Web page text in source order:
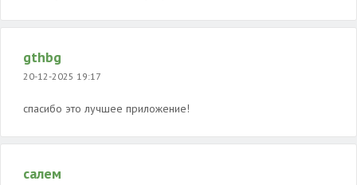
gthbg
20-12-2025 19:17
спасибо это лучшее приложение!
салем